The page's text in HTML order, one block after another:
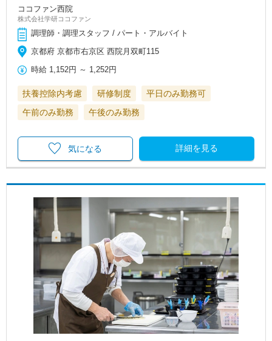
ココファン西院
株式会社学研ココファン
調理師・調理スタッフ / パート・アルバイト
京都府 京都市右京区 西院月双町115
時給 1,152円 ～ 1,252円
扶養控除内考慮 研修制度
平日のみ勤務可
午前のみ勤務
午後のみ勤務
詳細を見る
気になる